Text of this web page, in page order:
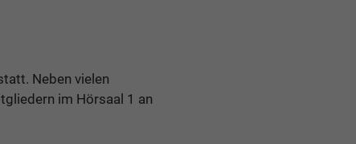
Neben vielen
im Hörsaal 1 an